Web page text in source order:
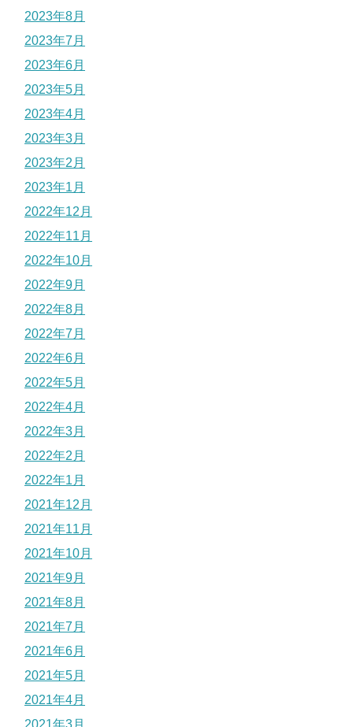
2023年8月
2023年7月
2023年6月
2023年5月
2023年4月
2023年3月
2023年2月
2023年1月
2022年12月
2022年11月
2022年10月
2022年9月
2022年8月
2022年7月
2022年6月
2022年5月
2022年4月
2022年3月
2022年2月
2022年1月
2021年12月
2021年11月
2021年10月
2021年9月
2021年8月
2021年7月
2021年6月
2021年5月
2021年4月
2021年3月